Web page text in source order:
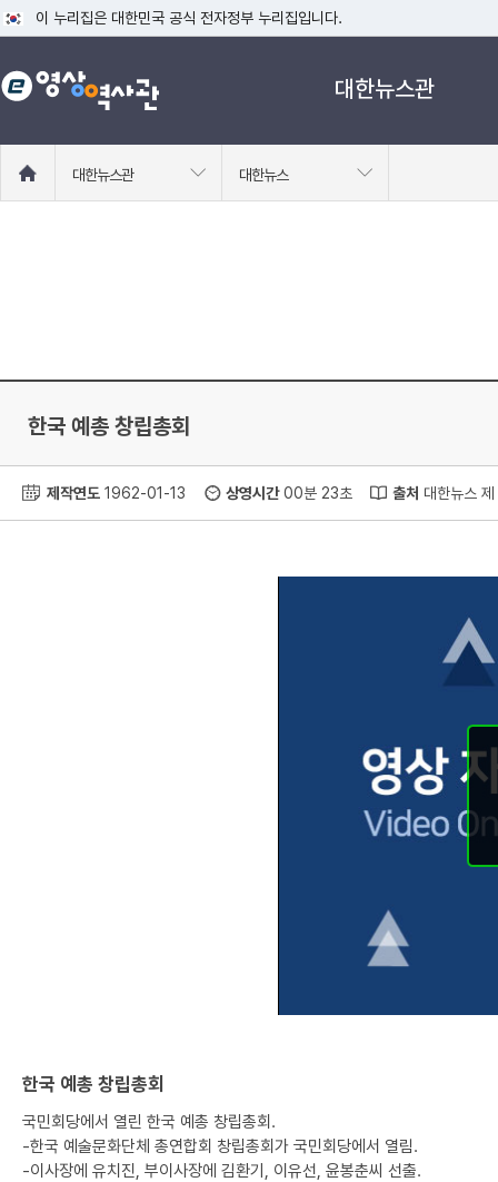
이 누리집은 대한민국 공식 전자정부 누리집입니다.
공식 누리집 주소 확인하기
go.kr 주소를 사용하는 누리집은 대한민국 정부기관이 관리하는 누리집입니
대한뉴스관
로
대한뉴스관 대한뉴스
한국 예총 창립총회
제작연도 1962-01-13 상영시간00분 23초 출처 대한뉴스
한국 예총 창립총회
국민회당에서 열린 한국 예총 창립총회.
-한국 예술문화단체 총연합회 창립총회가 국민회당에서 열림.
-이사장에 유치진, 부이사장에 김환기, 이유선, 윤봉춘씨 선출.